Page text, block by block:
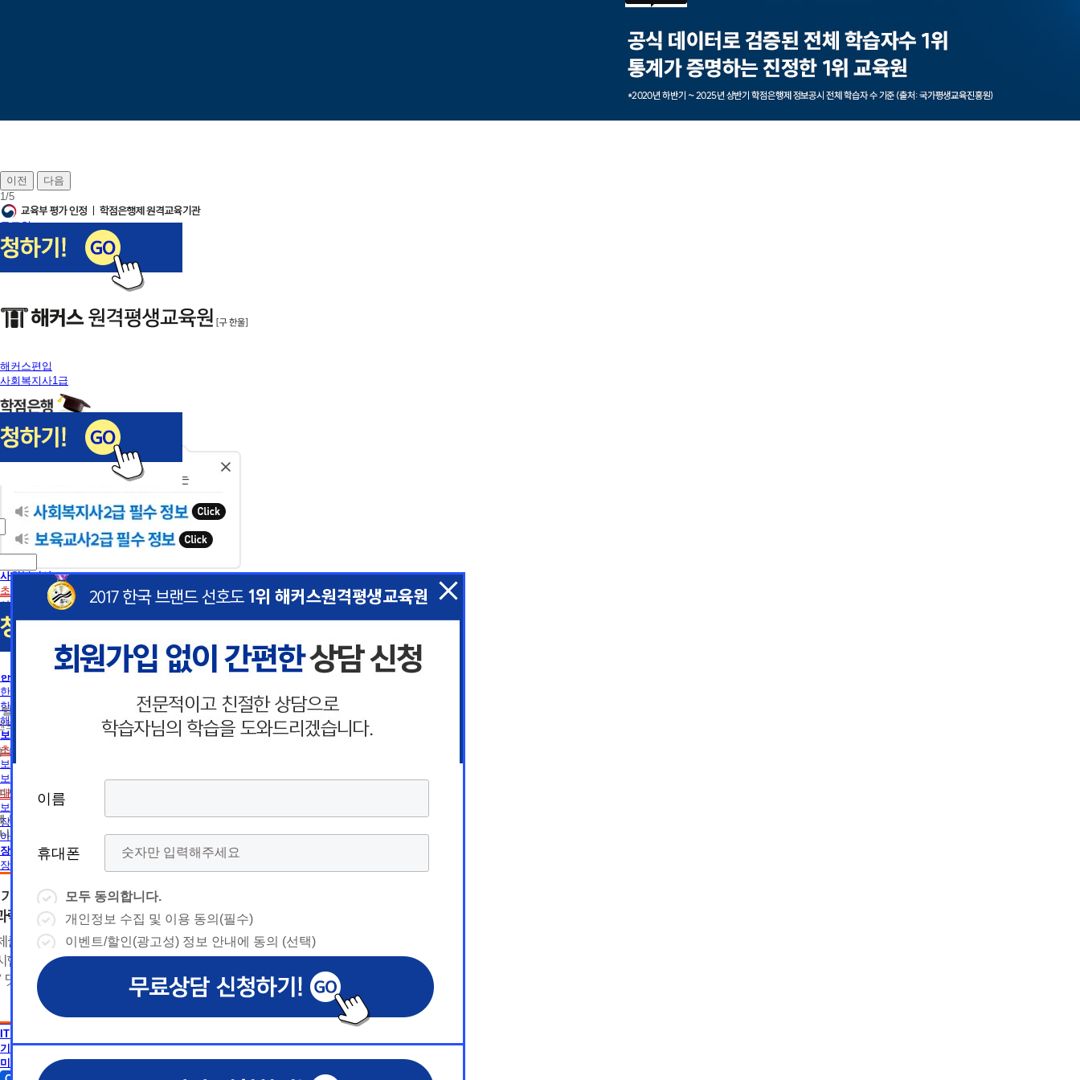
이전
다음
1/5
로그인
회원가입
장바구니
해커스편입
사회복지사1급
사회복지사
초보길잡이
사회복지사란
사회복지사2급 취득방법
사회복지사1급 취득방법
사회복지학사/전문학사
한국어교원
한국어교원이란
한국어교원 취득방법
해외취업전망
보육교사
초보길잡이
보육교사란
보육교사2급 취득방법
대면수업일정
보육교사1급 취득방법
장애영유아 보육교사란
아동학사/전문학사
장애영유아 보육교사
장애영유아 보육교사란
CPA (공인회계사)란
경영학이란
자격증 정보
독학사 정보
편입 정보
심리학
심리학이란
AICPA (미국공인회계사)란
IT 공학
기사 · 산업기사
미용학
폰
* 날짜입력 키보드 사용법
- page up/down 키 = 다음달/이전
- ctrl+ 방향키 좌,우, 위, 아래 = 날
짜선택
날짜선택
날
선
예
간
상담내용(필수)
수강신청
문의
상담 희망내용 (선택)
폰
* 날짜입력 키보드 사용법
- page up/down 키 = 다음달/이전
- ctrl+ 방향키 좌,우, 위, 아래 = 날
짜선택
전달
- ctrl+ 방향키 좌,우, 위, 아래 =
날짜선택
날
짜
예
상담내용(필수)
수강신청
문의
이름
휴대폰
모두 동의합니다.
개인정보 수집 및 이용 동의(필수)
이벤트/할인(광고성) 정보 안내에 동의 (선택)
◆ 개인정보 수집 · 이용 동의
1. 개인정보 수집·이용 목적
1) 무료상담 진행 및 문의 사항 응대, 동일·후속 문의에 대한 상담 서비스
제공, 상담 이력 관리 및 상담 관련 분쟁·민원 처리
2) 광고성 정보 수신에 별도 동의한 자에 한하여 해커스 원
이름
휴대폰
모두 동의합니다.
개인정보 수집 및 이용 동의(필수)
이벤트/할인(광고성) 정보 안내에 동의 (선택)
◆ 개인정보 수집 · 이용 동의
1. 개인정보 수집·이용 목적
1) 무료상담 진행 및 문의 사항 응대, 동일·후속 문의에 대한 상담 서비스
제공, 상담 이력 관리 및 상담 관련 분쟁·민원 처리
2) 광고성 정보 수신에 별도 동의한 자에 한하여 해커스 원
이름
휴대폰
모두 동의합니다.
개인정보 수집 및 이용 동의(필수)
이벤트/할인(광고성) 정보 안내에 동의 (선택)
◆ 개인정보 수집 · 이용 동의
1. 개인정보 수집·이용 목적
1) 무료상담 진행 및 문의 사항 응대, 동일·후속 문의에 대한 상담 서비스
제공, 상담 이력 관리 및 상담 관련 분쟁·민원 처리
2) 광고성 정보 수신에 별도 동의한 자에 한하여 해커스 원
이름
휴대폰
모두 동의합니다.
개인정보 수집 및 이용 동의(필수)
이벤트/할인(광고성) 정보 안내에 동의 (선택)
인혜택 제공
등 광고성 정보 제공, 통계자료 활용
폰 번호
의 해지나 개인정보 삭제요청 시까지
동의하지 않을 수 있습니다.
다.